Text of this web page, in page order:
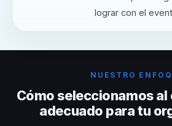
lograr con el
NUESTRO
Cómo seleccionamos
adecuado para tu